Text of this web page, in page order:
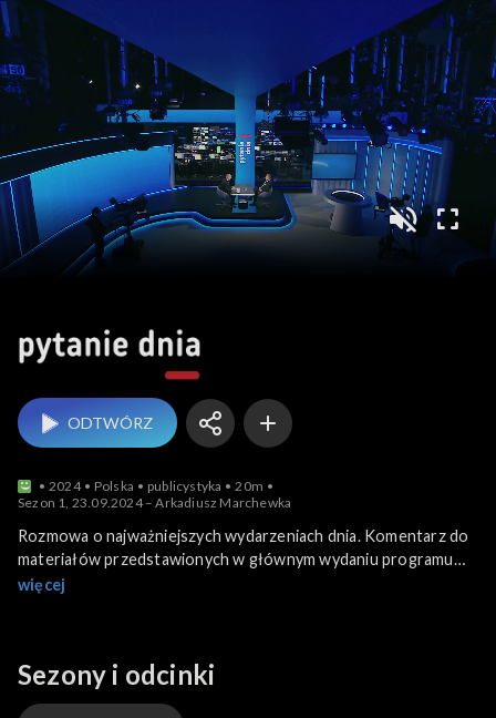
ODTWÓRZ
2024 Polska publicystyka
20m
Sezon 1, 23.09.2024 – Arkadiusz Marchewka
Rozmowa o najważniejszych wydarzeniach dnia. Komentarz do
materiałów przedstawionych w głównym wydaniu programu
informacyjnego.
więcej
Sezony i odcinki